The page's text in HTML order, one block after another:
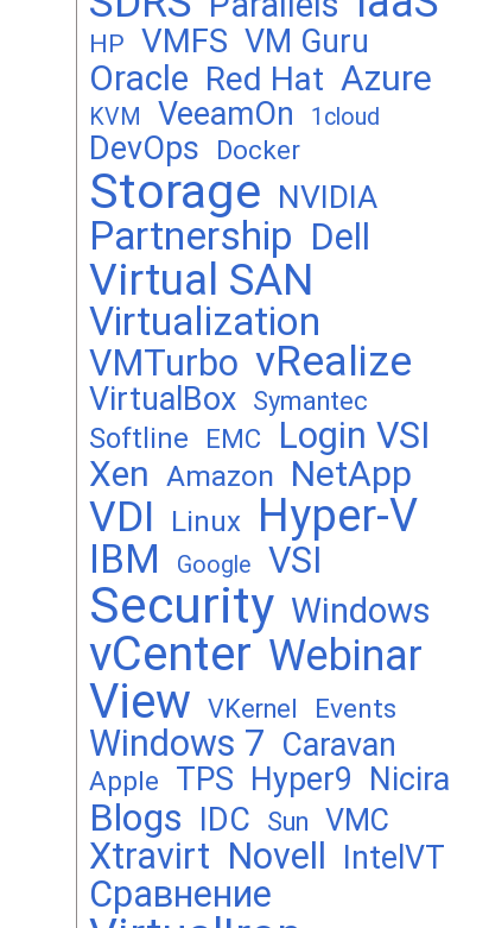
HP VMFS VM Guru
Oracle Red Hat Azure
KVM VeeamOn 1cloud
DevOps Docker
Storage NVIDIA
Partnership Dell
Virtual SAN
Virtualization
VMTurbo vRealize
VirtualBox Symantec
Softline EMC
Login VSI
Xen Amazon NetApp
VDI Linux Hyper-V
IBM Google VSI
Security Windows
vCenter Webinar
View VKernel Events
Windows 7 Caravan
Apple TPS Hyper9 Nicira
Blogs IDC Sun VMC
Xtravirt Novell IntelVT
Сравнение